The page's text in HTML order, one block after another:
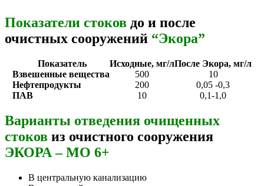
Показатели стоков до и после
очистных сооружений “Экора”
Показатель Исходные, мг/лПосле Экора, мг/л
Взвешенные вещества
500
10
Нефтепродукты
200
0,05 -0,3
ПАВ
10 0,1-1,0
Варианты отведения очищенных
стоков из очистного сооружения
ЭКОРА – МО 6+
В центральную канализацию